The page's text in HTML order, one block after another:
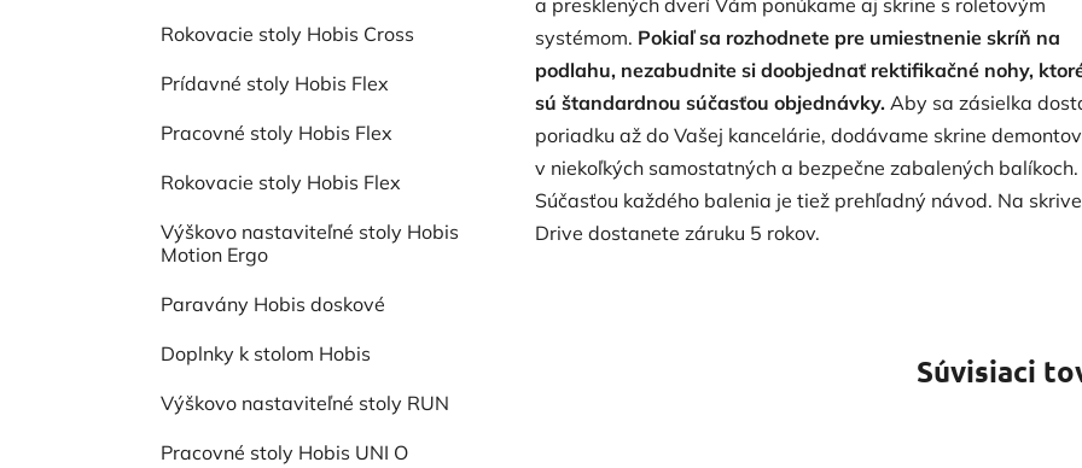
Rokovacie stoly Hobis Cross
Prídavné stoly Hobis Flex
Pracovné stoly Hobis Flex
Rokovacie stoly Hobis Flex
Výškovo nastaviteľné stoly Hobis
Motion Ergo
Paravány Hobis doskové
Doplnky k stolom Hobis
Výškovo nastaviteľné stoly RUN
Pracovné stoly Hobis UNI O
a presklených dverí Vám ponúkame aj skrine s roletovým
systémom. Pokiaľ sa rozhodnete pre umiestnenie skríň na
podlahu, nezabudnite si doobjednať rektifikačné nohy,
sú štandardnou súčasťou objednávky. Aby sa zásielka
poriadku až do Vašej kancelárie, dodávame skrine
v niekoľkých samostatných a bezpečne zabalených balíkoch.
Súčasťou každého balenia je tiež prehľadný návod. Na skrive
Drive dostanete záruku 5 rokov.
Súvisiaci